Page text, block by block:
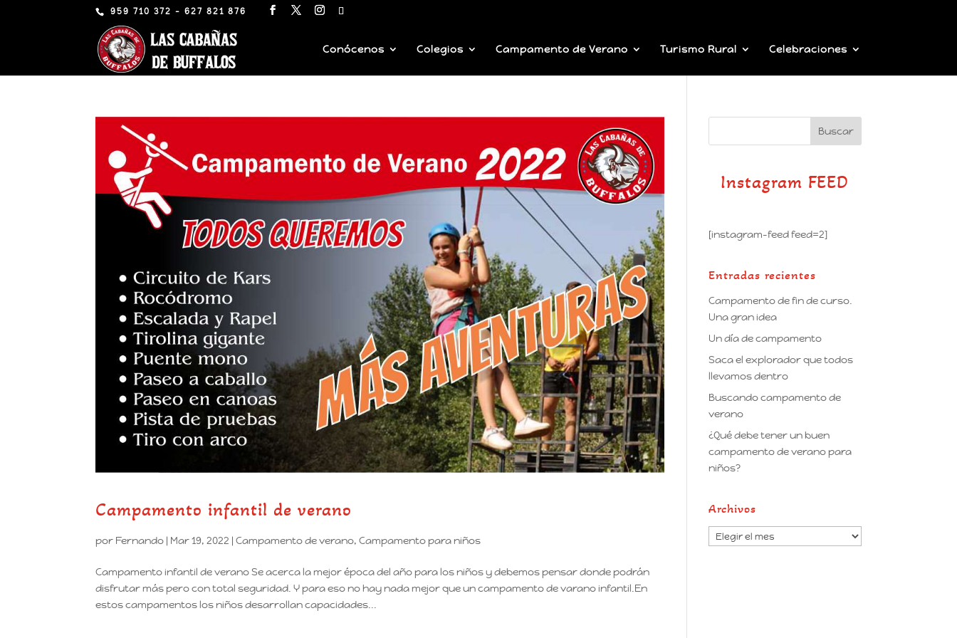
959 710 372 - 627 821 876
Conócenos Colegios Campamento de Verano Turismo Rural Celebraciones
Campamento infantil de verano
por Fernando | Mar 19, 2022 |Campamento de verano,Campamento para niños
Campamento infantil de verano Se acerca la mejor época del año para los niños y debemos pensar donde podrán
disfrutar más pero con total seguridad. Y para eso no hay nada mejor que un campamento de varano infantil.En
estos campamentos los niños desarrollan capacidades...
Instagram FEED
[instagram-feed feed=2]
Entradas recientes
Campamento de fin de curso.
Una gran idea
Un día de campamento
Saca el explorador que todos
llevamos dentro
Buscando campamento de
verano
¿Qué debe tener un buen
campamento de verano para
niños?
Archivos
Archivos